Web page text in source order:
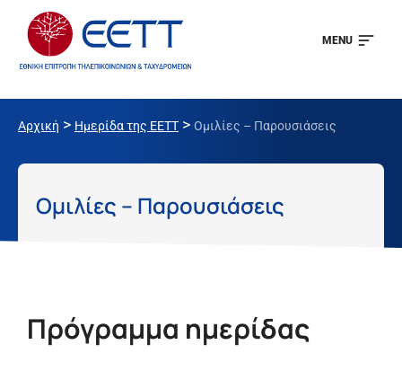
MENU
Αρχική > Ημερίδα της ΕΕΤΤ > Ομιλίες – Παρουσιάσεις
Ομιλίες – Παρουσιάσεις
Πρόγραμμα ημερίδας